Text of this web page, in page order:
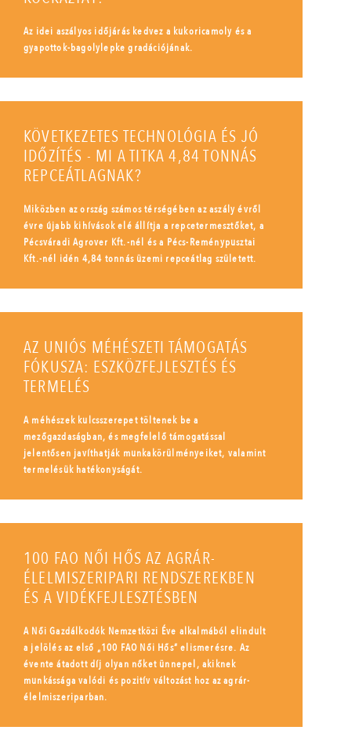
Az idei aszályos időjárás kedvez a kukoricamoly és a
gyapottok-bagolylepke gradációjának.
KÖVETKEZETES TECHNOLÓGIA ÉS JÓ
IDŐZÍTÉS - MI A TITKA 4,84 TONNÁS
REPCEÁTLAGNAK?
Miközben az ország számos térségében az aszály évről
évre újabb kihívások elé állítja a repcetermesztőket, a
Pécsváradi Agrover Kft.-nél és a Pécs-Reménypusztai
Kft.-nél idén 4,84 tonnás üzemi repceátlag született.
AZ UNIÓS MÉHÉSZETI TÁMOGATÁS
FÓKUSZA: ESZKÖZFEJLESZTÉS ÉS
TERMELÉS
A méhészek kulcsszerepet töltenek be a
mezőgazdaságban, és megfelelő támogatással
jelentősen javíthatják munkakörülményeiket, valamint
termelésük hatékonyságát.
100 FAO NŐI HŐS AZ AGRÁR-
ÉLELMISZERIPARI RENDSZEREKBEN
ÉS A VIDÉKFEJLESZTÉSBEN
A Női Gazdálkodók Nemzetközi Éve alkalmából elindult
a jelölés az első „100 FAO Női Hős” elismerésre. Az
évente átadott díj olyan nőket ünnepel, akiknek
munkássága valódi és pozitív változást hoz az agrár-
élelmiszeriparban.